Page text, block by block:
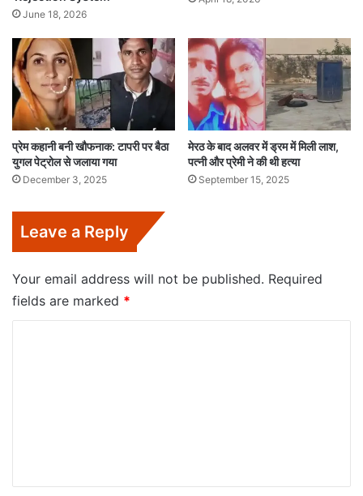
June 18, 2026
प्रेम कहानी बनी खौफनाक: टापरी पर बैठा
युगल पेट्रोल से जलाया गया
December 3, 2025
मेरठ के बाद अलवर में ड्रम में मिली लाश,
पत्नी और प्रेमी ने की थी हत्या
September 15, 2025
Leave a Reply
Your email address will not be published. Required
fields are marked *